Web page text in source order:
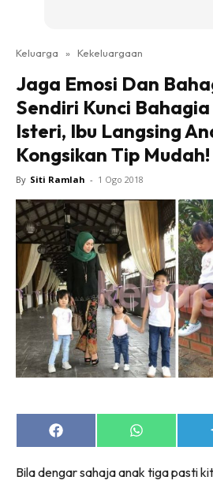
Keluarga » Kekeluargaan
Jaga Emosi Dan
Sendiri Kunci
Isteri, Ibu Langsing
Kongsikan Tip Mudah!
By Siti Ramlah - 1 Ogo 2018
Share
on
Share
on
Bila dengar sahaja anak tiga pasti